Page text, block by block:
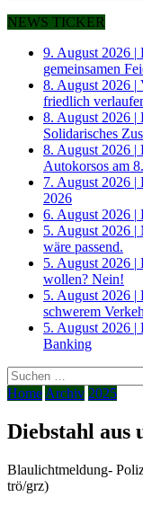
NEWS TICKER
9. August 2026 |
gemeinsamen
8. August 2026 |
friedlich
8. August 2026 |
Solidarisches
8. August 2026 |
Autokorsos am
7. August 2026 |
2026
6. August 2026 |
5. August 2026 |
wäre passend.
5. August 2026 |
wollen? Nein!
5. August 2026 |
schwerem
5. August 2026 |
Banking
Suchen
nach:
Home Archiv 2025
Diebstahl aus
Blaulichtmeldung-
trö/grz)